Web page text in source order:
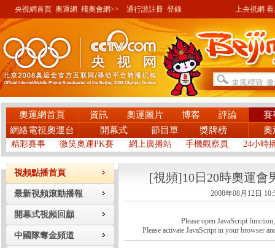
央視網首頁 奧運網 殘奧會網>> 通行證註冊 登錄 上央視網 看奧
奧運網首頁 資訊 奧運圖片 博客 評論
賽
網絡電視奧運台
開幕式 節目單 獎牌榜 奧
精彩賽事 微笑奧運PK賽 網上廣播站 手機觀察員 24小時
視頻點播首頁
最新視頻滾動播報
開幕式視頻回顧
中國隊奪金頻道
[視頻]10日20時奧運會
2008年08月12日
Please open JavaScript
Please activate JavaScript in your browser